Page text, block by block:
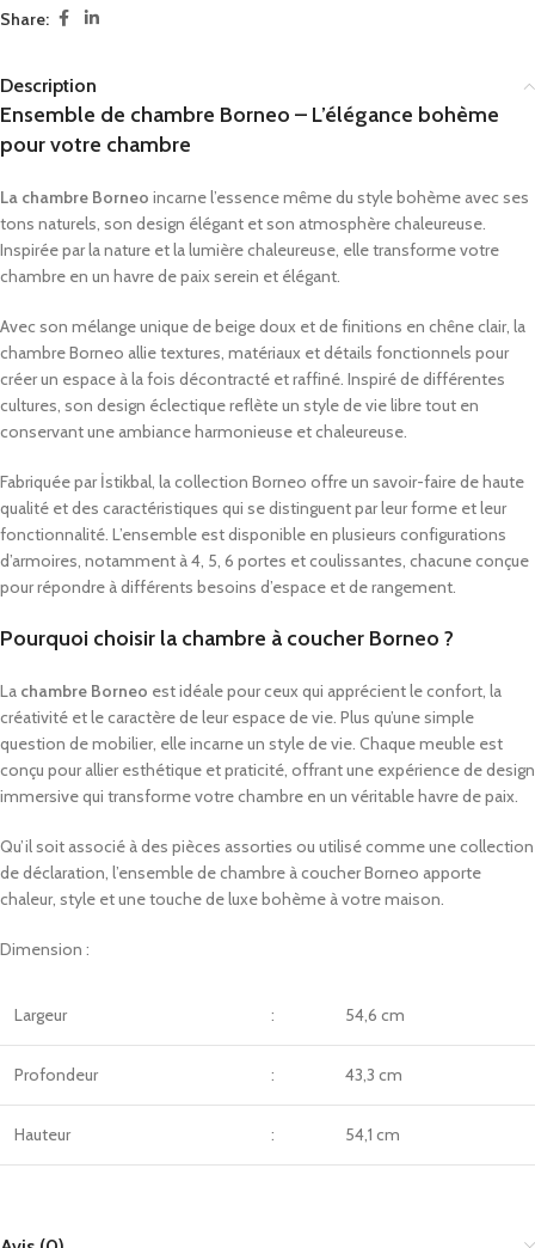
Share:
Description
Ensemble de chambre Borneo – L’élégance bohème
pour votre chambre
La chambre Borneo incarne l’essence même du style bohème avec ses
tons naturels, son design élégant et son atmosphère chaleureuse.
Inspirée par la nature et la lumière chaleureuse, elle transforme votre
chambre en un havre de paix serein et élégant.
Avec son mélange unique de beige doux et de finitions en chêne clair, la
chambre Borneo allie textures, matériaux et détails fonctionnels pour
créer un espace à la fois décontracté et raffiné. Inspiré de différentes
cultures, son design éclectique reflète un style de vie libre tout en
conservant une ambiance harmonieuse et chaleureuse.
Fabriquée par İstikbal, la collection Borneo offre un savoir-faire de haute
qualité et des caractéristiques qui se distinguent par leur forme et leur
fonctionnalité. L’ensemble est disponible en plusieurs configurations
d’armoires, notamment à 4, 5, 6 portes et coulissantes, chacune conçue
pour répondre à différents besoins d’espace et de rangement.
Pourquoi choisir la chambre à coucher Borneo ?
La chambre Borneo est idéale pour ceux qui apprécient le confort, la
créativité et le caractère de leur espace de vie. Plus qu’une simple
question de mobilier, elle incarne un style de vie. Chaque meuble est
conçu pour allier esthétique et praticité, offrant une expérience de design
immersive qui transforme votre chambre en un véritable havre de paix.
Qu’il soit associé à des pièces assorties ou utilisé comme une collection
de déclaration, l’ensemble de chambre à coucher Borneo apporte
chaleur, style et une touche de luxe bohème à votre maison.
Dimension :
Largeur : 54,6 cm
Profondeur : 43,3 cm
Hauteur : 54,1 cm